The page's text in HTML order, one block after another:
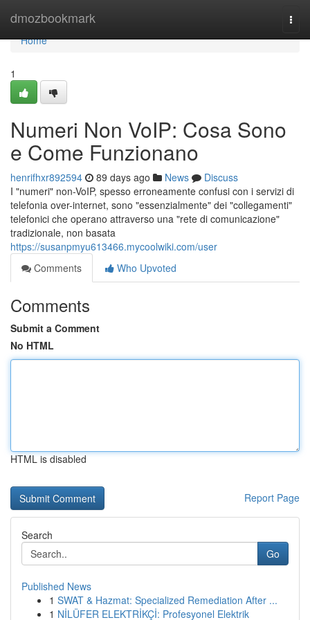
dmozbookmark
Home
Home
1
Numeri Non VoIP: Cosa Sono
e Come Funzionano
henrifhxr892594 89 days ago News
Discuss
I "numeri" non-VoIP, spesso erroneamente confusi con i servizi di
telefonia over-internet, sono "essenzialmente" dei "collegamenti"
telefonici che operano attraverso una "rete di comunicazione"
tradizionale, non basata
https://susanpmyu613466.mycoolwiki.com/user
Comments
Who Upvoted
Comments
Submit a Comment
No HTML
HTML is disabled
Report Page
Search
Go
Published News
1 SWAT & Hazmat: Specialized Remediation After ...
1 NİLÜFER ELEKTRİKÇİ: Profesyonel Elektrik